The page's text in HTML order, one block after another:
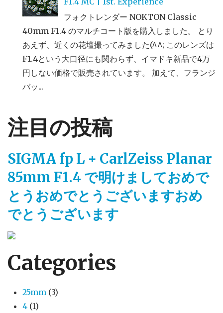
フォクトレンダー NOKTON Classic
40mm F1.4 のマルチコート版を購入しました。 とり
あえず、近くの花壇撮ってみました(^^; このレンズは
F1.4という大口径にも関わらず、イマドキ新品で4万
円しない価格で販売されています。 加えて、フランジ
バッ...
注目の投稿
SIGMA fp L + CarlZeiss Planar
85mm F1.4 で明けましておめで
とうおめでとうございますおめ
でとうございます
Categories
25mm (3)
4 (1)